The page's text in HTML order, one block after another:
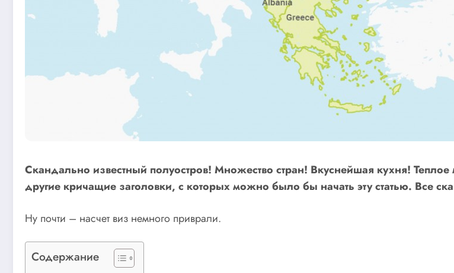
Скандально известный полуостров! Множество стран! Вкуснейшая кухня!
другие кричащие заголовки, с которых можно было бы начать эту статью. Все
Ну почти – насчет виз немного приврали.
Содержание